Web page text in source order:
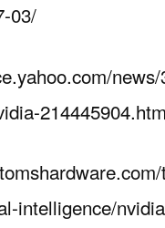
03/
intelligence/